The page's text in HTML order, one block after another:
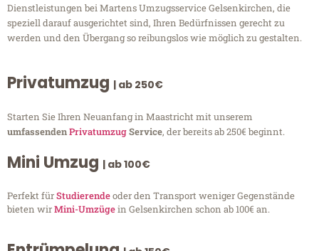
Dienstleistungen bei Martens Umzugsservice Gelsenkirchen, die
speziell darauf ausgerichtet sind, Ihren Bedürfnissen gerecht zu
werden und den Übergang so reibungslos wie möglich zu gestalten.
Privatumzug | ab 250€
Starten Sie Ihren Neuanfang in Maastricht mit unserem
umfassendenPrivatumzugService, der bereits ab 250€ beginnt.
Mini Umzug | ab 100€
Perfekt fürStudierendeoder den Transport weniger Gegenstände
bieten wirMini-Umzügein Gelsenkirchen schon ab 100€ an.